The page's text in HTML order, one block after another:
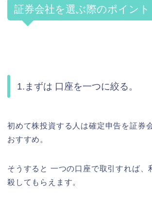
証券会社を選ぶ際のポイント
1.まずは 口座を一つに絞る。
初めて株投資する人は確定申告を証券
おすすめ。
そうすると 一つの口座で取引すれば、
殺してもらえます。